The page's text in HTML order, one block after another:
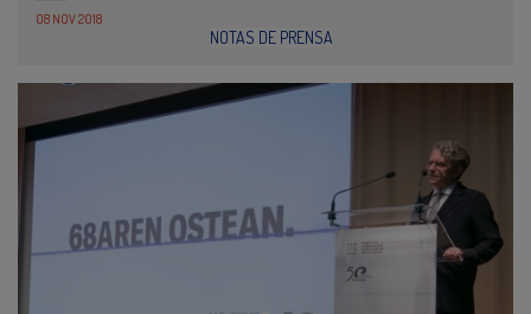
08 NOV 2018
NOTAS DE PRENSA